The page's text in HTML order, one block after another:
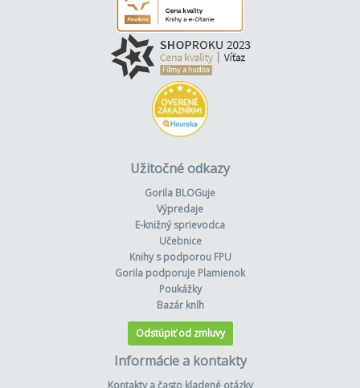
Užitočné odkazy
Gorila BLOGuje
Výpredaje
E-knižný sprievodca
Učebnice
Knihy s podporou FPU
Gorila podporuje Plamienok
Poukážky
Bazár kníh
Odstúpiť od zmluvy
Informácie a kontakty